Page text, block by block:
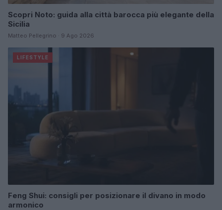
Scopri Noto: guida alla città barocca più elegante della
Sicilia
Matteo Pellegrino · 9 Ago 2026
LIFESTYLE
Feng Shui: consigli per posizionare il divano in modo
armonico